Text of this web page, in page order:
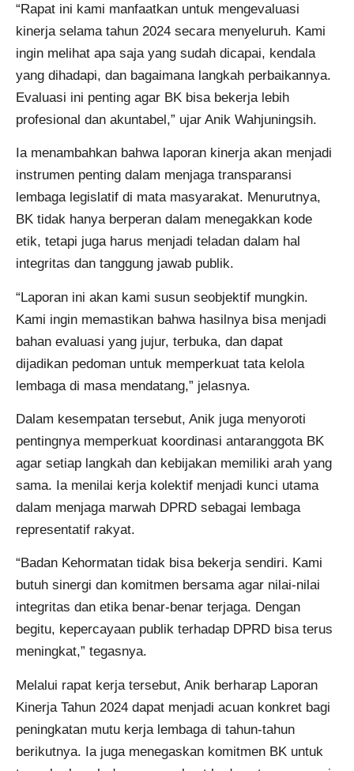
“Rapat ini kami manfaatkan untuk mengevaluasi
kinerja selama tahun 2024 secara menyeluruh. Kami
ingin melihat apa saja yang sudah dicapai, kendala
yang dihadapi, dan bagaimana langkah perbaikannya.
Evaluasi ini penting agar BK bisa bekerja lebih
profesional dan akuntabel,” ujar Anik Wahjuningsih.
Ia menambahkan bahwa laporan kinerja akan menjadi
instrumen penting dalam menjaga transparansi
lembaga legislatif di mata masyarakat. Menurutnya,
BK tidak hanya berperan dalam menegakkan kode
etik, tetapi juga harus menjadi teladan dalam hal
integritas dan tanggung jawab publik.
“Laporan ini akan kami susun seobjektif mungkin.
Kami ingin memastikan bahwa hasilnya bisa menjadi
bahan evaluasi yang jujur, terbuka, dan dapat
dijadikan pedoman untuk memperkuat tata kelola
lembaga di masa mendatang,” jelasnya.
Dalam kesempatan tersebut, Anik juga menyoroti
pentingnya memperkuat koordinasi antaranggota BK
agar setiap langkah dan kebijakan memiliki arah yang
sama. Ia menilai kerja kolektif menjadi kunci utama
dalam menjaga marwah DPRD sebagai lembaga
representatif rakyat.
“Badan Kehormatan tidak bisa bekerja sendiri. Kami
butuh sinergi dan komitmen bersama agar nilai-nilai
integritas dan etika benar-benar terjaga. Dengan
begitu, kepercayaan publik terhadap DPRD bisa terus
meningkat,” tegasnya.
Melalui rapat kerja tersebut, Anik berharap Laporan
Kinerja Tahun 2024 dapat menjadi acuan konkret bagi
peningkatan mutu kerja lembaga di tahun-tahun
berikutnya. Ia juga menegaskan komitmen BK untuk